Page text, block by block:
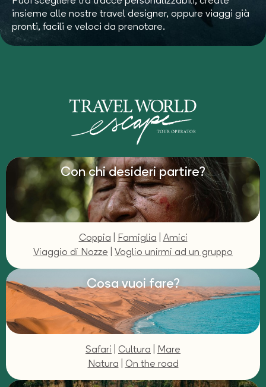
insieme alle nostre travel designer, oppure viaggi già
pronti, facili e veloci da prenotare.
Con chi desideri partire?
Coppia Famiglia
Amici
Viaggio di Nozze
Voglio unirmi ad un gruppo
Cosa vuoi fare?
Safari Cultura
Mare
Natura
On the road